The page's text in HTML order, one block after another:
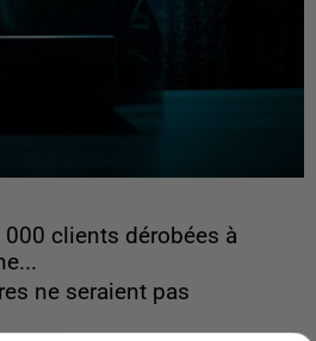
clients dérobées à
ne seraient pas